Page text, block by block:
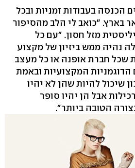
הכנסה בעבודות זמניות ובכל
בארץ. "כואב לי הלב מהסיפור
מזל חסון. "עם כל
נהיה ממש ביזיון של מקצוע
שכל חברת אופנה או כל מעצב
הדוגמניות המקצועיות ובאמת
שיכול להיות שהן לא יהיו
אבל הן יהיו סופר
הטובה ביותר".